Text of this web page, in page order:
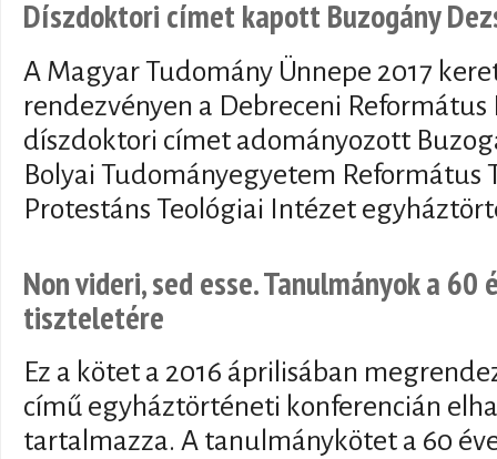
Díszdoktori címet kapott Buzogány
A Magyar Tudomány Ünnepe 2017
rendezvényen a Debreceni
díszdoktori címet adományozott
Bolyai Tudományegyetem Református
Protestáns Teológiai Intézet
Non videri, sed esse. Tanulmányok a 60
tiszteletére
Ez a kötet a 2016 áprilisában
című egyháztörténeti konferencián
tartalmazza. A tanulmánykötet a 60